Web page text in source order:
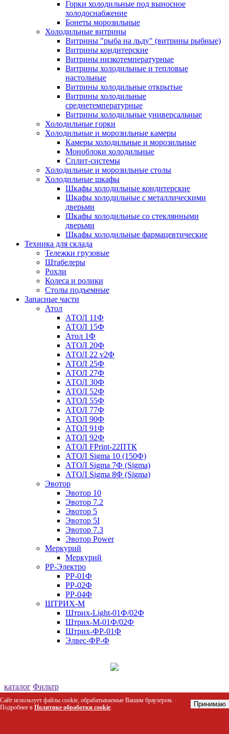
Горки холодильные под выносное
холодоснабжение
Бонеты морозильные
Холодильные витрины
Витрины "рыба на льду" (витрины рыбные)
Витрины кондитерские
Витрины низкотемпературные
Витрины холодильные и тепловые
настольные
Витрины холодильные открытые
Витрины холодильные
среднетемпературные
Витрины холодильные универсальные
Холодильные горки
Холодильные и морозильные камеры
Камеры холодильные и морозильные
Моноблоки холодильные
Сплит-системы
Холодильные и морозильные столы
Холодильные шкафы
Шкафы холодильные кондитерские
Шкафы холодильные с металлическими
дверьми
Шкафы холодильные со стеклянными
дверьми
Шкафы холодильные фармацевтические
Техника для склада
Тележки грузовые
Штабелеры
Рохли
Колеса и ролики
Столы подъемные
Запасные части
Атол
АТОЛ 11Ф
АТОЛ 15Ф
Атол 1Ф
АТОЛ 20Ф
АТОЛ 22 v2Ф
АТОЛ 25Ф
АТОЛ 27Ф
АТОЛ 30Ф
АТОЛ 52Ф
АТОЛ 55Ф
АТОЛ 77Ф
АТОЛ 90Ф
АТОЛ 91Ф
АТОЛ 92Ф
АТОЛ FPrint-22ПТК
АТОЛ Sigma 10 (150Ф)
АТОЛ Sigma 7Ф (Sigma)
АТОЛ Sigma 8Ф (Sigma)
Эвотор
Эвотор 10
Эвотор 7.2
Эвотор 5
Эвотор 5I
Эвотор 7.3
Эвотор Power
Меркурий
Меркурий
РР-Электро
РР-01Ф
РР-02Ф
РР-04Ф
ШТРИХ-М
Штрих-Light-01Ф/02Ф
Штрих-М-01Ф/02Ф
Штрих-ФР-01Ф
Элвес-ФР-Ф
каталог Фильтр
Сортировка по:
Цене
Названию
35 товаров
Сайт использует файлы cookie, обрабатываемые Вашим браузером.
Подробнее в Политике обработки cookie. Принимаю